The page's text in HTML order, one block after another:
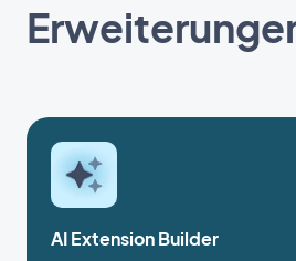
AI Extension Builder